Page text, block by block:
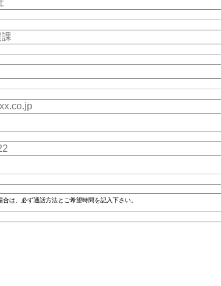
は、必ず通話方法とご希望時間を記入下さい。